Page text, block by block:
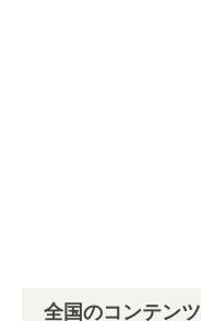
全国のコンテンツ